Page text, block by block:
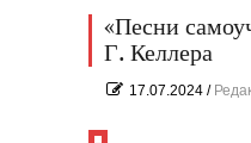
«Песни
Г. Келлера
17.07.2024 /